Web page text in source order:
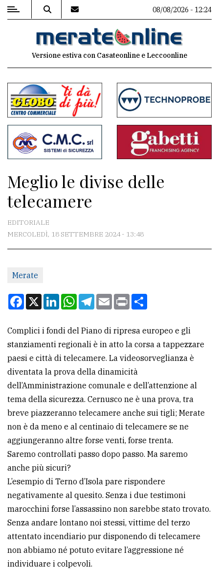
MENU
commenti
Contenuti
del
sito
Associazioni
Meteo
redazione
Scrivici
la
tua
pubblicità
CERCA
Cerca
per
comune
Ricerca
avanzata
ALTRE
TESTATE
08/08/2026 - 12:24
Versione estiva con Casateonline e Leccoonline
Meglio le divise delle
telecamere
EDITORIALE
MERCOLEDÌ, 18 SETTEMBRE 2024 - 13:48
Merate
Facebook
X LinkedInWhatsApp
Telegram
EmailPrint
Complici i fondi del Piano di ripresa europeo e gli
stanziamenti regionali è in atto la corsa a tappezzare
paesi e città di telecamere. La videosorveglianza è
diventata la prova della dinamicità
dell’Amministrazione comunale e dell’attenzione al
tema della sicurezza. Cernusco ne è una prova, tra
breve piazzeranno telecamere anche sui tigli; Merate
non è da meno e al centinaio di telecamere se ne
aggiungeranno altre forse venti, forse trenta.
Saremo controllati passo dopo passo. Ma saremo
anche più sicuri?
L’esempio di Terno d’Isola pare rispondere
negativamente al quesito. Senza i due testimoni
marocchini forse l’assassino non sarebbe stato trovato.
Senza andare lontano noi stessi, vittime del terzo
attentato incendiario pur disponendo di telecamere
non abbiamo né potuto evitare l’aggressione né
individuare i colpevoli.